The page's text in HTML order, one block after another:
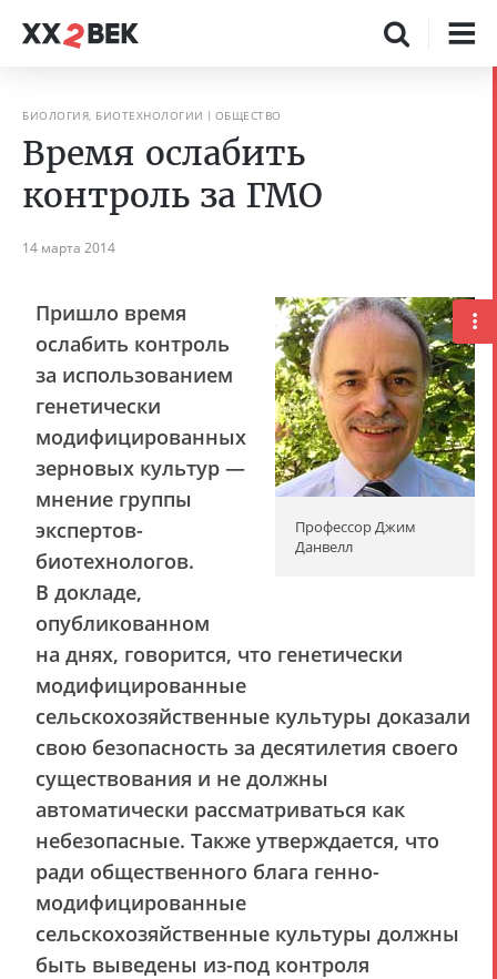
БИОЛОГИЯ, БИОТЕХНОЛОГИИ ОБЩЕСТВО
Время ослабить
контроль за ГМО
14 марта 2014
Профессор Джим
Данвелл
Пришло время
ослабить контроль
за использованием
генетически
модифицированных
зерновых культур —
мнение группы
экспертов-
биотехнологов.
В докладе,
опубликованном
на днях, говорится, что генетически
модифицированные
сельскохозяйственные культуры доказали
свою безопасность за десятилетия своего
существования и не должны
автоматически рассматриваться как
небезопасные. Также утверждается, что
ради общественного блага генно-
модифицированные
сельскохозяйственные культуры должны
быть выведены из-под контроля